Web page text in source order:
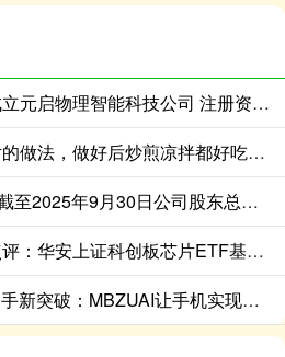
美美配资官网 北汽集团成立元启物理智能科技公司 注册资本8亿
兴启网配资官网 西葫芦片的做法，做好后炒煎凉拌都好吃，清爽脆嫩
361配资官网 宏达股份：截至2025年9月30日公司股东总数为61040户
好股盛配资平台 三季报点评：华安上证科创板芯片ETF基金季度涨幅65.22%
星火牛配资官网 AI手机助手新突破：MBZUAI让手机实现看图说话和画图创作双技能